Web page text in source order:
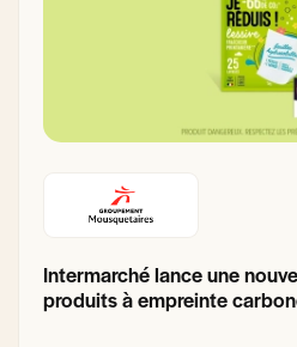
Intermarché lance une
produits à empreinte